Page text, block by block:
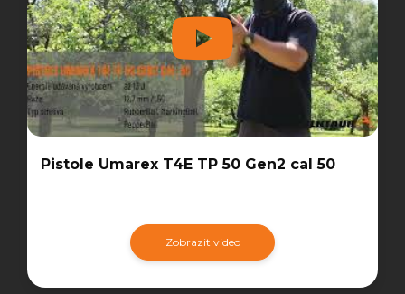
Pistole Umarex T4E TP 50 Gen2 cal 50
Zobrazit video